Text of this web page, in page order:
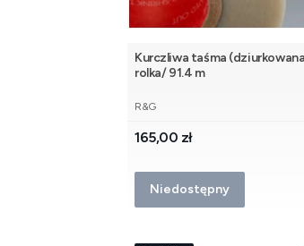
Kurczliwa taśma
rolka/ 91.4 m
PRODUCENT
R&G
Cena
165,00 zł
Niedostępny